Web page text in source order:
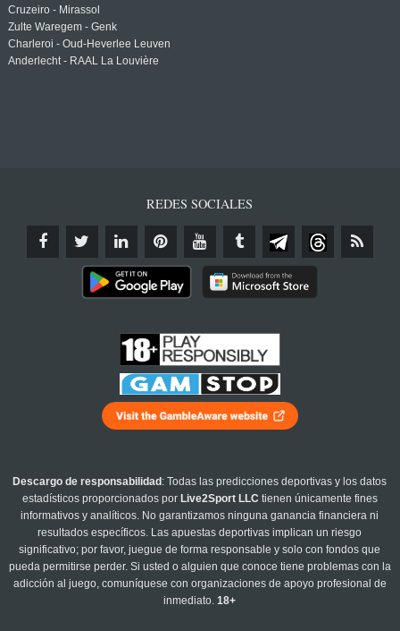
Cruzeiro - Mirassol
Zulte Waregem - Genk
Charleroi - Oud-Heverlee Leuven
Anderlecht - RAAL La Louvière
REDES SOCIALES
Descargo de responsabilidad : Todas las predicciones deportivas y los datos
estadísticos proporcionados por Live2Sport LLC tienen únicamente fines
informativos y analíticos. No garantizamos ninguna ganancia financiera ni
resultados específicos. Las apuestas deportivas implican un riesgo
significativo; por favor, juegue de forma responsable y solo con fondos que
pueda permitirse perder. Si usted o alguien que conoce tiene problemas con la
adicción al juego, comuníquese con organizaciones de apoyo profesional de
inmediato.18+